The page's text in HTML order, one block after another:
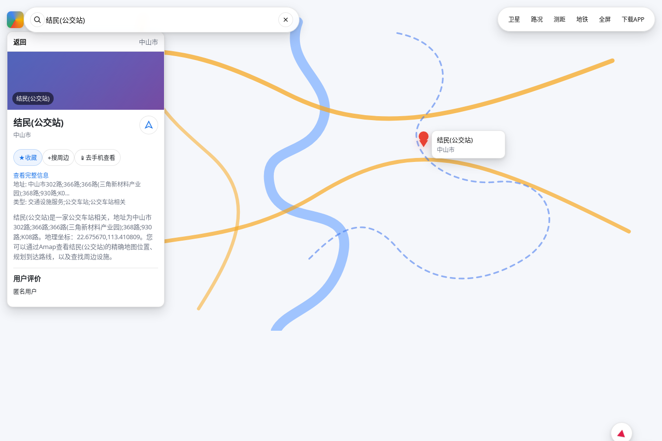
返回 中山市
结民(公交站)
结民(公交站)
中山市
★收藏 ⌖搜周边 📱 去手机查看
查看完整信息
地址: 中山市302路;366路;366路(三角新材料产业
园);368路;930路;K0...
类型: 交通设施服务;公交车站;公交车站相关
结民(公交站)是一家公交车站相关，地址为中山市
302路;366路;366路(三角新材料产业园);368路;930
路;K08路。地理坐标：22.675670,113.410809。您
可以通过Amap查看结民(公交站)的精确地图位置、
规划到达路线，以及查找周边设施。
用户评价
匿名用户
结民(公交站)
中山市
卫星 路况 测距 地铁 全屏 下载APP